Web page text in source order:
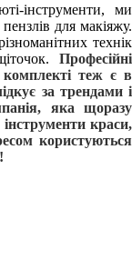
інструменти, ми
для макіяжу.
технік
Професійні
теж є в
за трендами і
яка щоразу
краси,
користуються